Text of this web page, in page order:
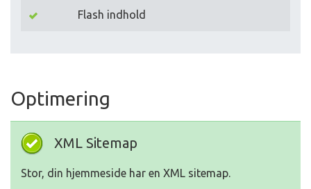
Flash indhold
Optimering
XML Sitemap
Stor, din hjemmeside har en XML sitemap.